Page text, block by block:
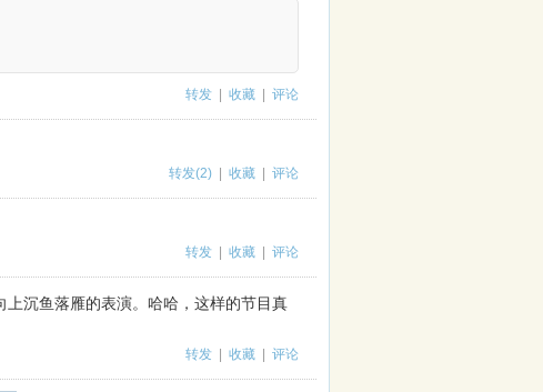
转发 收藏 评论
转发(2) 收藏 评论
转发 收藏 评论
沉鱼落雁的表演。哈哈，这样的节目真
转发 收藏 评论